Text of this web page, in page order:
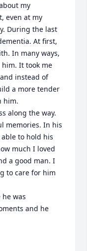
my
even at my
During the last
At first,
In many ways,
It took me
instead of
a more tender
him.
along the way.
memories. In his
to hold his
much I loved
a good man. I
to care for him
was
and he